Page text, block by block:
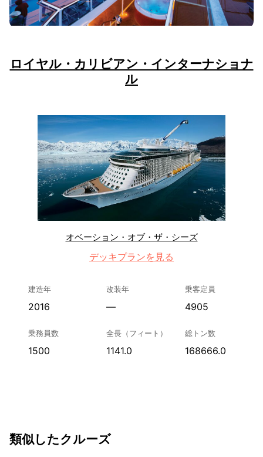
ロイヤル・カリビアン・インターナショナ
ル
オベーション・オブ・ザ・シーズ
デッキプランを見る
建造年
2016
改装年
—
乗客定員
4905
乗務員数
1500
全長（フィート）
1141.0
総トン数
168666.0
類似したクルーズ